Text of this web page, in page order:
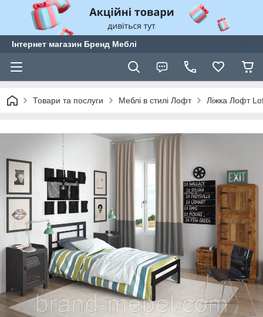
Інтернет магазин Бренд Меблі
Товари та послуги Меблі в стилі Лофт Ліжка Лофт